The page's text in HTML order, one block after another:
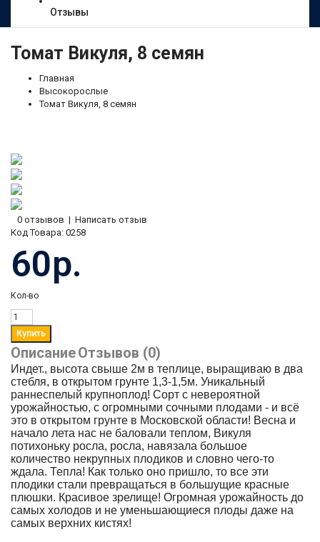
Отзывы
Томат Викуля, 8 семян
Главная
Высокорослые
Томат Викуля, 8 семян
0 отзывов | Написать отзыв
Код Товара: 0258
60р.
Кол-во
ОписаниеОтзывов (0)
Индет., высота свыше 2м в теплице, выращиваю в два
стебля, в открытом грунте 1,3-1,5м. Уникальный
раннеспелый крупноплод! Сорт с невероятной
урожайностью, с огромными сочными плодами - и всё
это в открытом грунте в Московской области! Весна и
начало лета нас не баловали теплом, Викуля
потихоньку росла, росла, навязала большое
количество некрупных плодиков и словно чего-то
ждала. Тепла! Как только оно пришло, то все эти
плодики стали превращаться в большущие красные
плюшки. Красивое зрелище! Огромная урожайность до
самых холодов и не уменьшающиеся плоды даже на
самых верхних кистях!